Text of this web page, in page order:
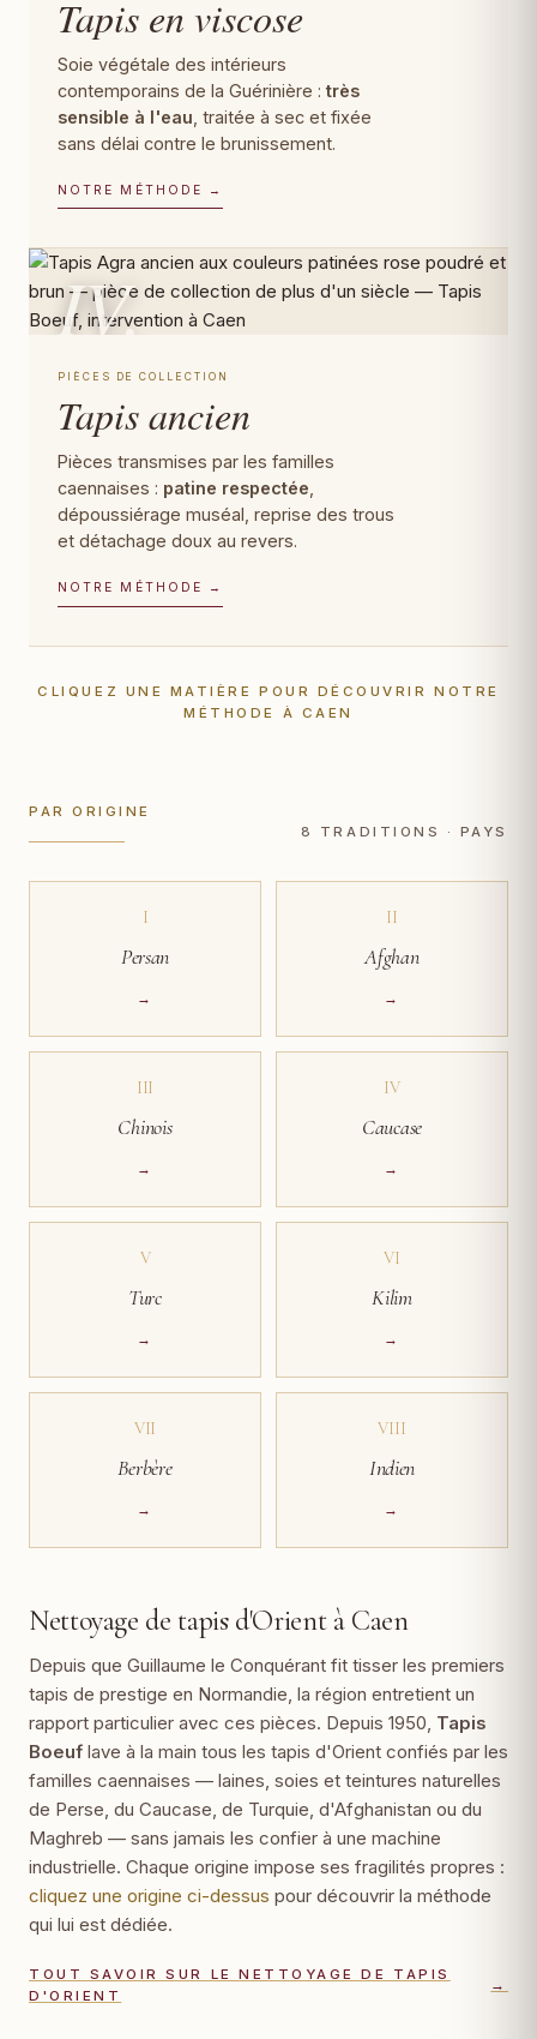
Tapis en viscose
Soie végétale des intérieurs
contemporains de la Guérinière : très
sensible à l'eau , traitée à sec et fixée
sans délai contre le brunissement.
NOTRE MÉTHODE →
IV.
PIÈCES DE COLLECTION
Tapis ancien
Pièces transmises par les familles
caennaises : patine respectée
dépoussiérage muséal, reprise des trous
et détachage doux au revers.
NOTRE MÉTHODE →
CLIQUEZ UNE MATIÈRE POUR DÉCOUVRIR NOTRE
MÉTHODE À CAEN
PAR ORIGINE
8 TRADITIONS · PAYS
I
Persan
→
II
Afghan
→
III
Chinois
→
IV
Caucase
→
V
Turc
→
VI
Kilim
→
VII
Berbère
→
VIII
Indien
→
Nettoyage de tapis d'Orient à Caen
Depuis que Guillaume le Conquérant fit tisser les premiers
tapis de prestige en Normandie, la région entretient un
rapport particulier avec ces pièces. Depuis 1950, Tapis
Boeuf lave à la main tous les tapis d'Orient confiés par les
familles caennaises — laines, soies et teintures naturelles
de Perse, du Caucase, de Turquie, d'Afghanistan ou du
Maghreb — sans jamais les confier à une machine
industrielle. Chaque origine impose ses fragilités propres :
cliquez une origine ci-dessus pour découvrir la méthode
qui lui est dédiée.
TOUT SAVOIR SUR LE NETTOYAGE DE TAPIS
D'ORIENT
→